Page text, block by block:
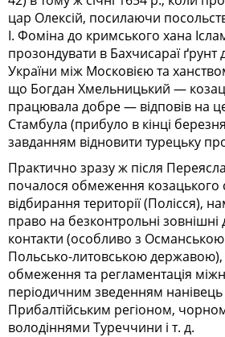
цар Олексій, посилаючи
І. Фоміна до кримського хана
прозондувати в Бахчисараї ґрунт
України між Московією та
що Богдан Хмельницький —
працювала добре — відповів на
Стамбула (прибуло в кінці
завданням відновити турецьку
Практично зразу ж після
почалося обмеження козацького
відбирання території (Полісся),
право на безконтрольні зовнішні
контакти (особливо з Османською
Польсько-литовською державою),
обмеження та регламентація
періодичним зведенням нанівець
Прибалтійським регіоном,
володіннями Туреччини і т. д.